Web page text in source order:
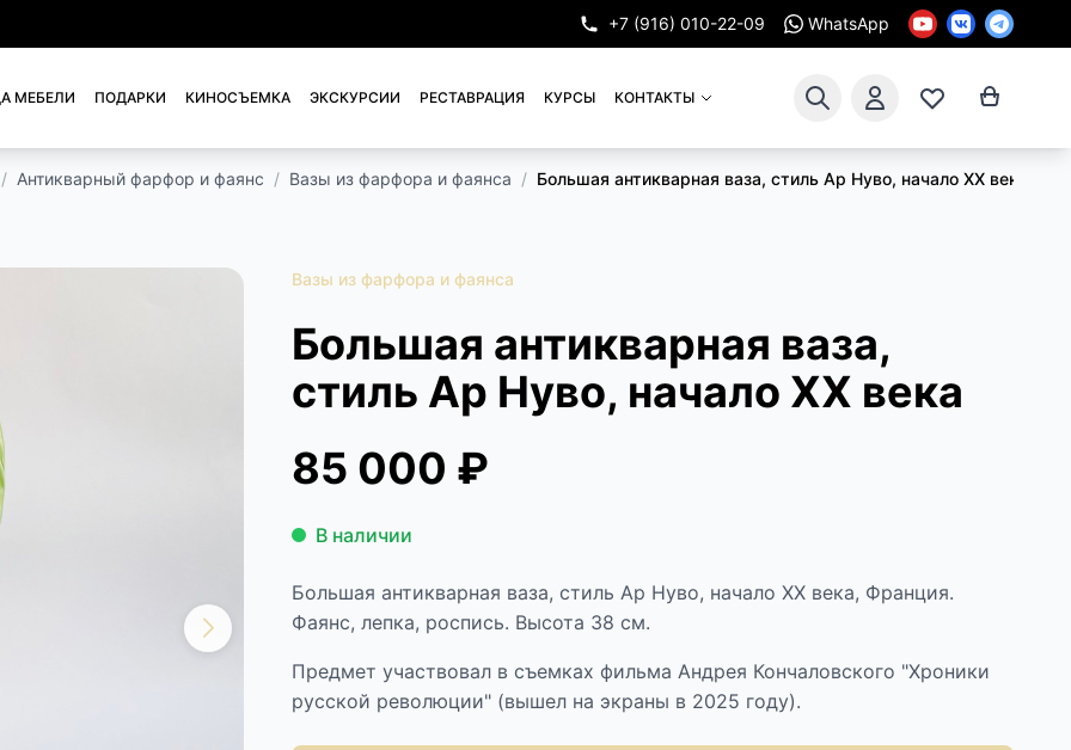
+7 (916) 010-22-09 WhatsApp
МЕБЕЛИ ПОДАРКИ КИНОСЪЕМКА ЭКСКУРСИИ РЕСТАВРАЦИЯ КУРСЫ КОНТАКТЫ
/ Антикварный фарфор и фаянс / Вазы из фарфора и фаянса / Большая антикварная ваза, стиль Ар Нуво, начало XX века.
Вазы из фарфора и фаянса
Большая антикварная ваза,
стиль Ар Нуво, начало XX века
85 000 ₽
В наличии
Большая антикварная ваза, стиль Ар Нуво, начало XX века, Франция.
Фаянс, лепка, роспись. Высота 38 см.
Предмет участвовал в съемках фильма Андрея Кончаловского "Хроники
русской революции" (вышел на экраны в 2025 году).